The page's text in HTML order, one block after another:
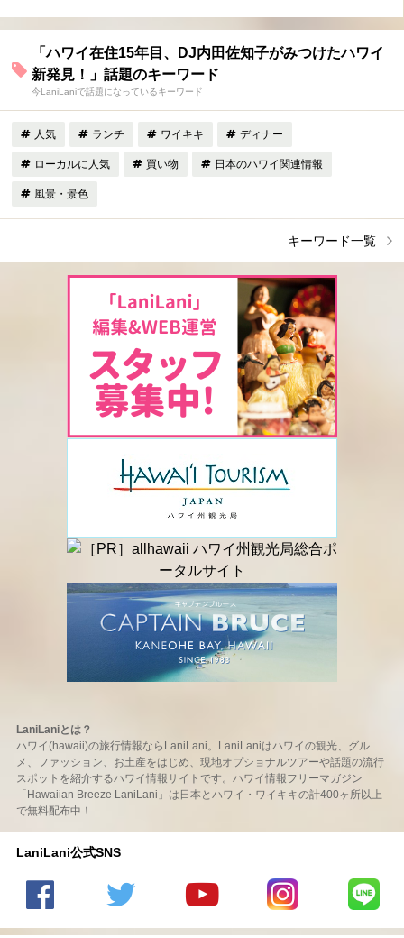
「ハワイ在住15年目、DJ内田佐知子がみつけたハワイ
新発見！」話題のキーワード
今LaniLaniで話題になっているキーワード
人気 ランチ ワイキキ ディナー
ローカルに人気 買い物 日本のハワイ関連情報
風景・景色
キーワード一覧
LaniLaniとは？
ハワイ(hawaii)の旅行情報ならLaniLani。LaniLaniはハワイの観光、グル
メ、ファッション、お土産をはじめ、現地オプショナルツアーや話題の流行
スポットを紹介するハワイ情報サイトです。ハワイ情報フリーマガジン
「Hawaiian Breeze LaniLani」は日本とハワイ・ワイキキの計400ヶ所以上
で無料配布中！
LaniLani公式SNS